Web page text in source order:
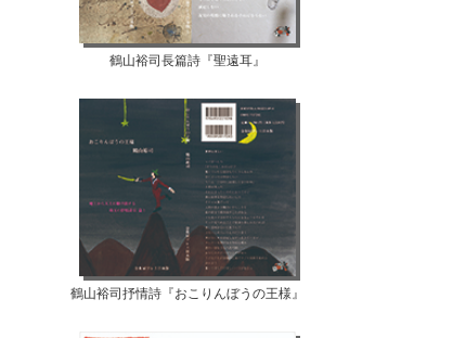
鶴山裕司長篇詩『聖遠耳』
鶴山裕司抒情詩『おこりんぼうの王様』